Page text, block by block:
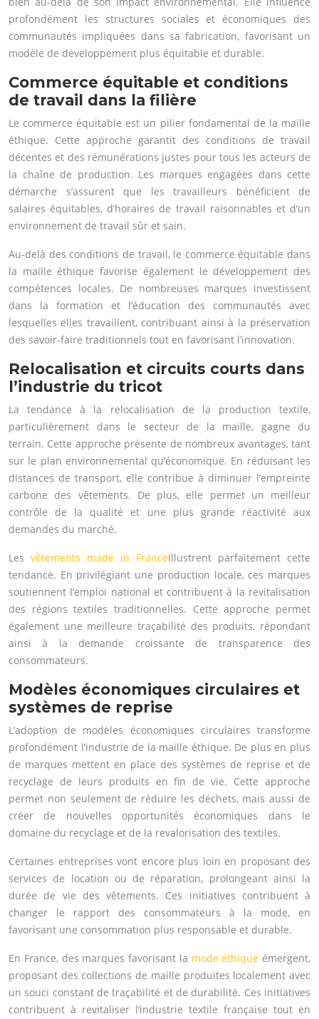
profondément les structures sociales et économiques des
communautés impliquées dans sa fabrication, favorisant un
modèle de développement plus équitable et durable.
Commerce équitable et conditions
de travail dans la filière
Le commerce équitable est un pilier fondamental de la maille
éthique. Cette approche garantit des conditions de travail
décentes et des rémunérations justes pour tous les acteurs de
la chaîne de production. Les marques engagées dans cette
démarche s’assurent que les travailleurs bénéficient de
salaires équitables, d’horaires de travail raisonnables et d’un
environnement de travail sûr et sain.
Au-delà des conditions de travail, le commerce équitable dans
la maille éthique favorise également le développement des
compétences locales. De nombreuses marques investissent
dans la formation et l’éducation des communautés avec
lesquelles elles travaillent, contribuant ainsi à la préservation
des savoir-faire traditionnels tout en favorisant l’innovation.
Relocalisation et circuits courts dans
l’industrie du tricot
La tendance à la relocalisation de la production textile,
particulièrement dans le secteur de la maille, gagne du
terrain. Cette approche présente de nombreux avantages, tant
sur le plan environnemental qu’économique. En réduisant les
distances de transport, elle contribue à diminuer l’empreinte
carbone des vêtements. De plus, elle permet un meilleur
contrôle de la qualité et une plus grande réactivité aux
demandes du marché.
Les vêtements made in Franceillustrent parfaitement cette
tendance. En privilégiant une production locale, ces marques
soutiennent l’emploi national et contribuent à la revitalisation
des régions textiles traditionnelles. Cette approche permet
également une meilleure traçabilité des produits, répondant
ainsi à la demande croissante de transparence des
consommateurs.
Modèles économiques circulaires et
systèmes de reprise
L’adoption de modèles économiques circulaires transforme
profondément l’industrie de la maille éthique. De plus en plus
de marques mettent en place des systèmes de reprise et de
recyclage de leurs produits en fin de vie. Cette approche
permet non seulement de réduire les déchets, mais aussi de
créer de nouvelles opportunités économiques dans le
domaine du recyclage et de la revalorisation des textiles.
Certaines entreprises vont encore plus loin en proposant des
services de location ou de réparation, prolongeant ainsi la
durée de vie des vêtements. Ces initiatives contribuent à
changer le rapport des consommateurs à la mode, en
favorisant une consommation plus responsable et durable.
En France, des marques favorisant la mode éthique émergent,
proposant des collections de maille produites localement avec
un souci constant de traçabilité et de durabilité. Ces initiatives
contribuent à revitaliser l’industrie textile française tout en